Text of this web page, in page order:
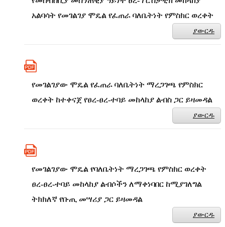
አልባሳት የመገልገያ ሞዴል የፈጠራ ባለቤትነት የምስክር ወረቀት
ያውርዱ
የመገልገያው ሞዴል የፈጠራ ባለቤትነት ማረጋገጫ የምስክር
ወረቀት ከተቀናጀ የፀረ-ፀረ-ተባይ መከላከያ ልብስ ጋር ይዛመዳል
ያውርዱ
የመገልገያው ሞዴል የባለቤትነት ማረጋገጫ የምስክር ወረቀት
ፀረ-ፀረ-ተባይ መከላከያ ልብሶችን ለማቀነባበር ከሚያገለግል
ትክክለኛ የቡጢ መሣሪያ ጋር ይዛመዳል
ያውርዱ